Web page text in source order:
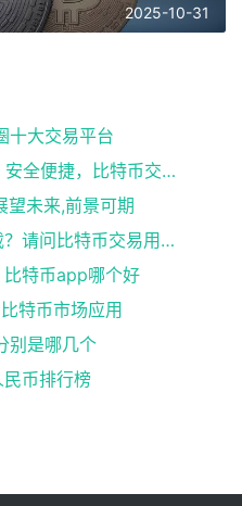
2025-10-31
十大交易平台
12年的时候怎么买比特币？安全便捷，比特币交易首选
未来,前景可期
哪里能下载比特币软件下载？请问比特币交易用什么软件
特币app哪个好
特币市场应用
别是哪几个
币排行榜